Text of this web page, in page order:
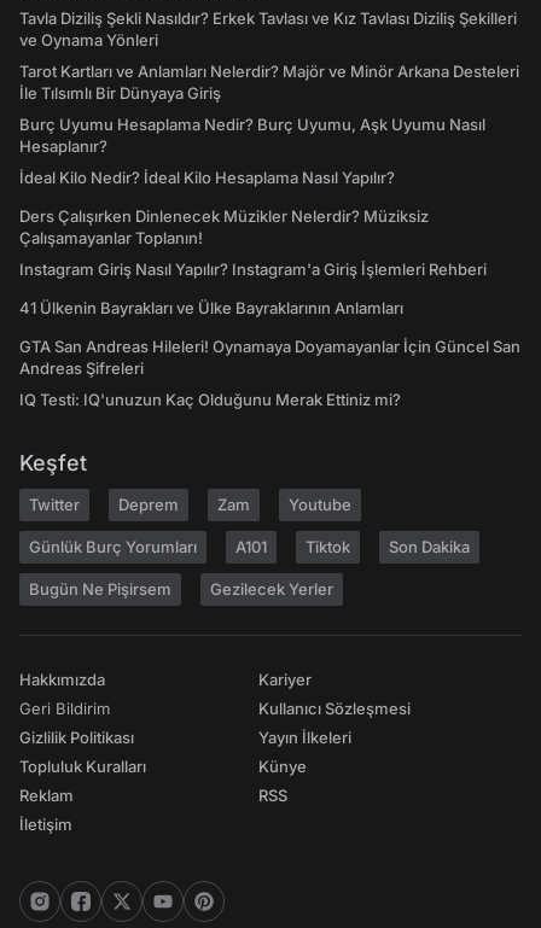
Tavla Diziliş Şekli Nasıldır? Erkek Tavlası ve Kız Tavlası Diziliş Şekilleri
ve Oynama Yönleri
Tarot Kartları ve Anlamları Nelerdir? Majör ve Minör Arkana Desteleri
İle Tılsımlı Bir Dünyaya Giriş
Burç Uyumu Hesaplama Nedir? Burç Uyumu, Aşk Uyumu Nasıl
Hesaplanır?
İdeal Kilo Nedir? İdeal Kilo Hesaplama Nasıl Yapılır?
Ders Çalışırken Dinlenecek Müzikler Nelerdir? Müziksiz
Çalışamayanlar Toplanın!
Instagram Giriş Nasıl Yapılır? Instagram'a Giriş İşlemleri Rehberi
41 Ülkenin Bayrakları ve Ülke Bayraklarının Anlamları
GTA San Andreas Hileleri! Oynamaya Doyamayanlar İçin Güncel San
Andreas Şifreleri
IQ Testi: IQ'unuzun Kaç Olduğunu Merak Ettiniz mi?
Keşfet
Twitter Deprem Zam Youtube
Günlük Burç Yorumları A101 Tiktok Son Dakika
Bugün Ne Pişirsem Gezilecek Yerler
Hakkımızda
Geri Bildirim
Gizlilik Politikası
Topluluk Kuralları
Reklam
İletişim
Kariyer
Kullanıcı Sözleşmesi
Yayın İlkeleri
Künye
RSS